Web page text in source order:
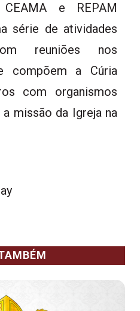
e REPAM
série de atividades
reuniões nos
compõem a Cúria
com organismos
missão da Igreja na